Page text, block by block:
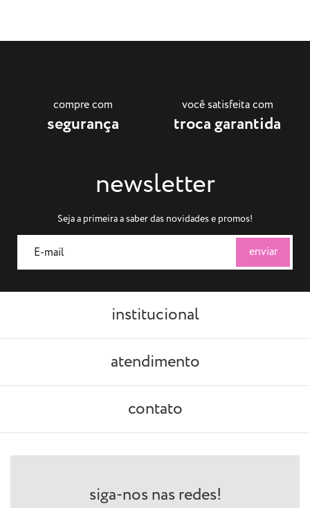
compre com
segurança
você satisfeita com
troca garantida
newsletter
Seja a primeira a saber das novidades e promos!
institucional
atendimento
contato
siga-nos nas redes!